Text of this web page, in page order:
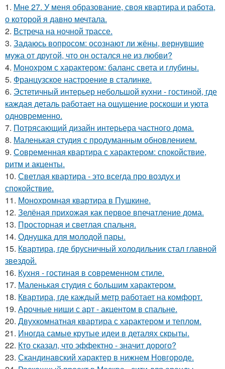
1. Мне 27. У меня образование, своя квартира и работа,
о которой я давно мечтала.
2. Встреча на ночной трассе.
3. Задаюсь вопросом: осознают ли жёны, вернувшие
мужа от другой, что он остался не из любви?
4. Монохром с характером: баланс света и глубины.
5. Французское настроение в сталинке.
6. Эстетичный интерьер небольшой кухни - гостиной, где
каждая деталь работает на ощущение роскоши и уюта
одновременно.
7. Потрясающий дизайн интерьера частного дома.
8. Маленькая студия с продуманным обновлением.
9. Современная квартира с характером: спокойствие,
ритм и акценты.
10. Светлая квартира - это всегда про воздух и
спокойствие.
11. Монохромная квартира в Пушкине.
12. Зелёная прихожая как первое впечатление дома.
13. Просторная и светлая спальня.
14. Однушка для молодой пары.
15. Квартира, где брусничный холодильник стал главной
звездой.
16. Кухня - гостиная в современном стиле.
17. Маленькая студия с большим характером.
18. Квартира, где каждый метр работает на комфорт.
19. Арочные ниши с арт - акцентом в спальне.
20. Двухкомнатная квартира с характером и теплом.
21. Иногда самые крутые идеи в деталях скрыты.
22. Кто сказал, что эффектно - значит дорого?
23. Скандинавский характер в нижнем Новгороде.